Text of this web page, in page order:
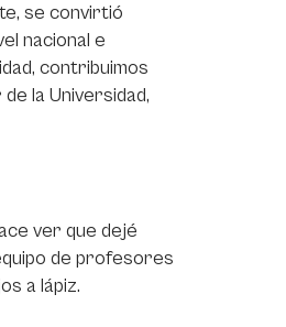
se convirtió
nacional e
contribuimos
la Universidad,
ver que dejé
de profesores
a lápiz.